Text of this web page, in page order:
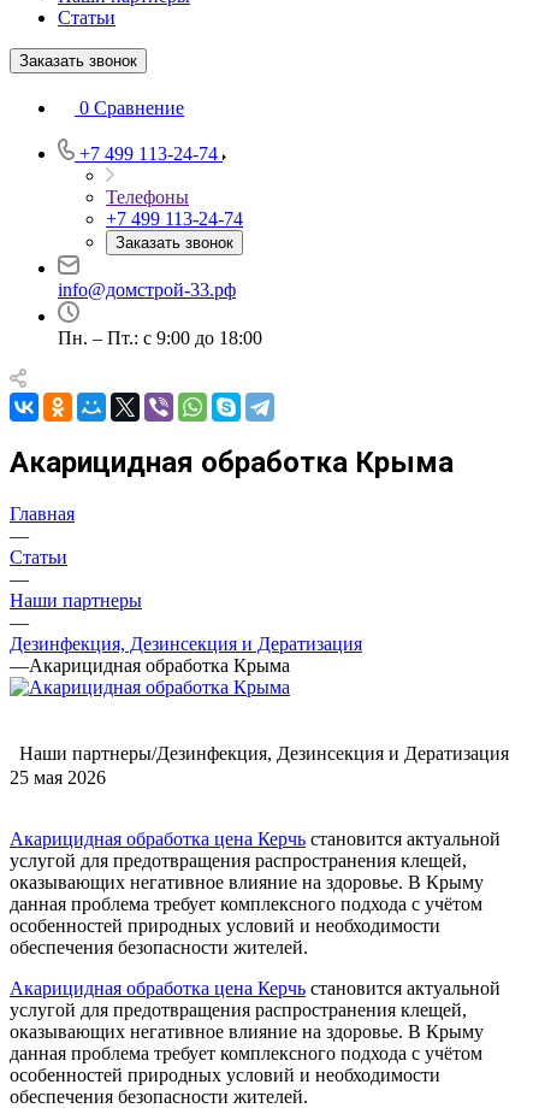
Статьи
Заказать звонок
0 Сравнение
+7 499 113-24-74
Телефоны
+7 499 113-24-74
Заказать звонок
info@домстрой-33.рф
Пн. – Пт.: с 9:00 до 18:00
Акарицидная обработка Крыма
Главная
—
Статьи
—
Наши партнеры
—
Дезинфекция, Дезинсекция и Дератизация
—Акарицидная обработка Крыма
Наши партнеры/Дезинфекция, Дезинсекция и Дератизация
25 мая 2026
Акарицидная обработка цена Керчь становится актуальной
услугой для предотвращения распространения клещей,
оказывающих негативное влияние на здоровье. В Крыму
данная проблема требует комплексного подхода с учётом
особенностей природных условий и необходимости
обеспечения безопасности жителей.
Акарицидная обработка цена Керчь становится актуальной
услугой для предотвращения распространения клещей,
оказывающих негативное влияние на здоровье. В Крыму
данная проблема требует комплексного подхода с учётом
особенностей природных условий и необходимости
обеспечения безопасности жителей.